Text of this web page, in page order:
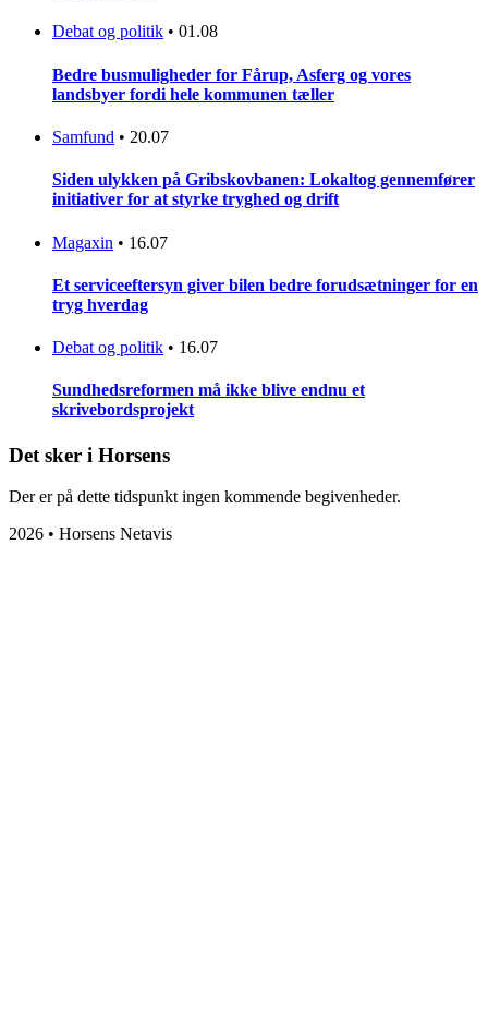
Debat og politik • 01.08
Bedre busmuligheder for Fårup, Asferg og vores
landsbyer fordi hele kommunen tæller
Samfund • 20.07
Siden ulykken på Gribskovbanen: Lokaltog gennemfører
initiativer for at styrke tryghed og drift
Magaxin • 16.07
Et serviceeftersyn giver bilen bedre forudsætninger for en
tryg hverdag
Debat og politik • 16.07
Sundhedsreformen må ikke blive endnu et
skrivebordsprojekt
Det sker i Horsens
Der er på dette tidspunkt ingen kommende begivenheder.
2026 • Horsens Netavis